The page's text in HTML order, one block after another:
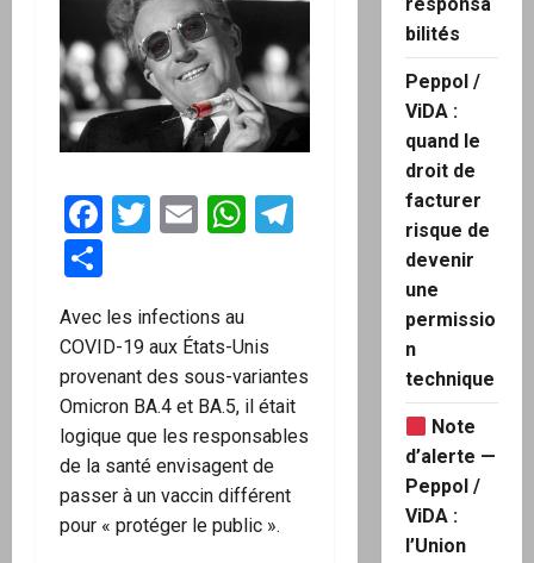
Facebook
Twitter
EmailWhatsApp
Telegram
Avec les infections au
COVID-19 aux États-Unis
provenant des sous-variantes
Omicron BA.4 et BA.5, il était
logique que les responsables
de la santé envisagent de
passer à un vaccin différent
pour « protéger le public ».
bilités
Peppol /
ViDA :
quand le
droit de
facturer
risque de
devenir
une
permissio
n
technique
Note
d’alerte —
Peppol /
ViDA :
l’Union